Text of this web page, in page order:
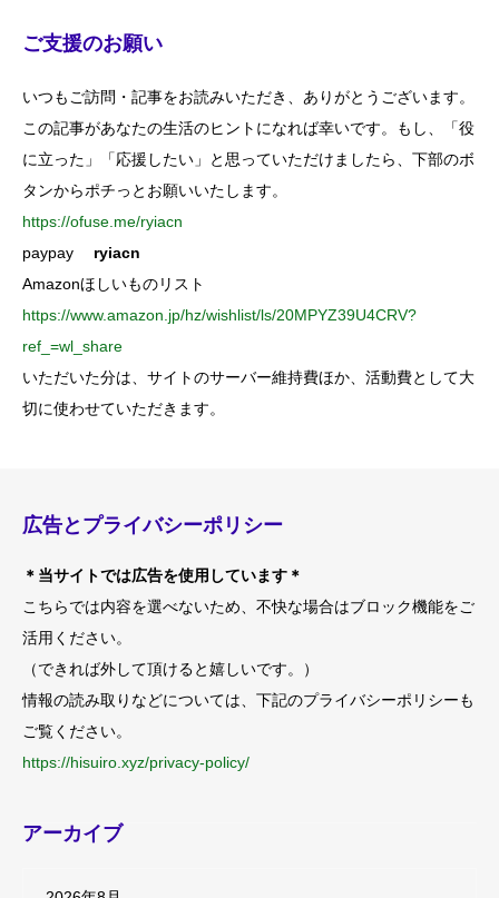
ご支援のお願い
いつもご訪問・記事をお読みいただき、ありがとうございます。
この記事があなたの生活のヒントになれば幸いです。もし、「役
に立った」「応援したい」と思っていただけましたら、下部のボ
タンからポチっとお願いいたします。
https://ofuse.me/ryiacn
paypay ryiacn
Amazonほしいものリスト
https://www.amazon.jp/hz/wishlist/ls/20MPYZ39U4CRV?
ref_=wl_share
いただいた分は、サイトのサーバー維持費ほか、活動費として大
切に使わせていただきます。
広告とプライバシーポリシー
＊当サイトでは広告を使用しています＊
こちらでは内容を選べないため、不快な場合はブロック機能をご
活用ください。
（できれば外して頂けると嬉しいです。）
情報の読み取りなどについては、下記のプライバシーポリシーも
ご覧ください。
https://hisuiro.xyz/privacy-policy/
アーカイブ